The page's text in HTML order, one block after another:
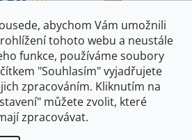
abychom Vám umožnili
tohoto webu a neustále
funkce, používáme soubory
"Souhlasím" vyjadřujete
zpracováním. Kliknutím na
můžete zvolit, které
zpracovávat.
dopravy